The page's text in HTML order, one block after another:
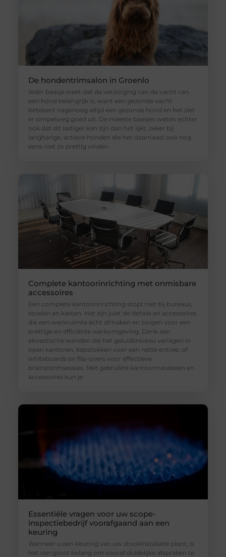
De hondentrimsalon in Groenlo
Ieder baasje weet dat de verzorging van de vacht van
een hond belangrijk is, want een gezonde vacht
betekent nagenoeg altijd een gezonde hond en het ziet
er simpelweg goed uit. De meeste baasjes weten echter
ook dat dit lastiger kan zijn dan het lijkt, zeker bij
langharige, actieve honden die het daarnaast ook nog
eens niet zo prettig vinden
Complete kantoorinrichting met onmisbare
accessoires
Een complete kantoorinrichting stopt niet bij bureaus,
stoelen en kasten. Het zijn juist de details en accessoires
die een werkruimte écht afmaken en zorgen voor een
prettige en efficiënte werkomgeving. Denk aan
akoestische wanden die het geluidsniveau verlagen in
open kantoren, kapstokken voor een nette entree, of
whiteboards en flip-overs voor effectieve
brainstormsessies. Met gebruikte kantoormeubelen en
accessoires kun je
Essentiële vragen voor uw scope-
inspectiebedrijf voorafgaand aan een
keuring
Wanneer u een keuring van uw stookinstallatie plant, is
het van groot belang om vooraf duidelijke afspraken te